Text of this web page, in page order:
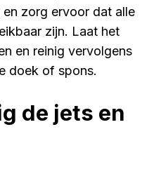
zorg ervoor dat alle
zijn. Laat het
en reinig vervolgens
doek of spons.
de jets en